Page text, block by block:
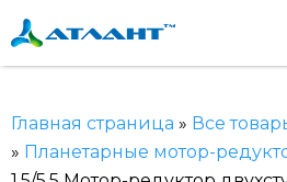
Главная страница » Все
» Планетарные мотор-